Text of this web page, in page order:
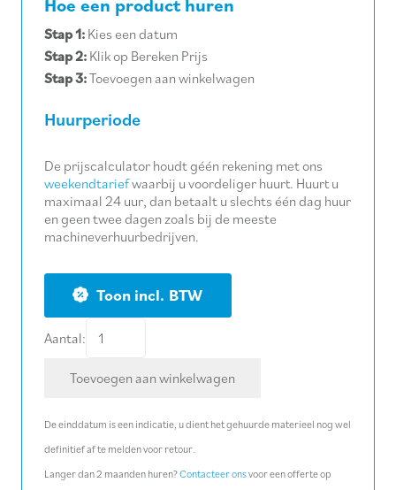
Stap 1: Kies een datum
Stap 2: Klik op Bereken Prijs
Stap 3:Toevoegen aan winkelwagen
Huurperiode
De prijscalculator houdt géén rekening met ons
weekendtariefwaarbij u voordeliger huurt. Huurt u
maximaal 24 uur, dan betaalt u slechts één dag huur
en geen twee dagen zoals bij de meeste
machineverhuurbedrijven.
BTW
Aantal:
HSS
x
55
mm
Toevoegen aan winkelwagen
De einddatum is een indicatie, u dient het gehuurde materieel nog wel
definitief af te melden voor retour.
Langer dan 2 maanden huren?Contacteer onsvoor een offerte op